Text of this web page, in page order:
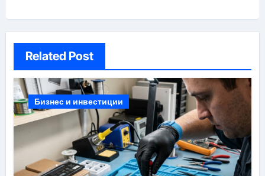
Related Post
Бизнес и инвестиции